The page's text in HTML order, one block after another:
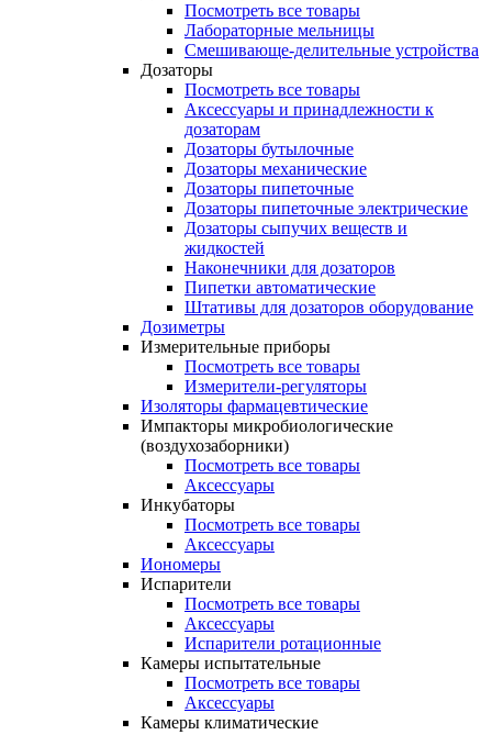
Посмотреть все товары
Лабораторные мельницы
Смешивающе-делительные устройства
Дозаторы
Посмотреть все товары
Аксессуары и принадлежности к
дозаторам
Дозаторы бутылочные
Дозаторы механические
Дозаторы пипеточные
Дозаторы пипеточные электрические
Дозаторы сыпучих веществ и
жидкостей
Наконечники для дозаторов
Пипетки автоматические
Штативы для дозаторов оборудование
Дозиметры
Измерительные приборы
Посмотреть все товары
Измерители-регуляторы
Изоляторы фармацевтические
Импакторы микробиологические
(воздухозаборники)
Посмотреть все товары
Аксессуары
Инкубаторы
Посмотреть все товары
Аксессуары
Иономеры
Испарители
Посмотреть все товары
Аксессуары
Испарители ротационные
Камеры испытательные
Посмотреть все товары
Аксессуары
Камеры климатические